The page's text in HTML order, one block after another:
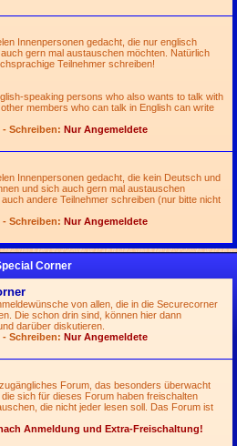
Innenpersonen gedacht, die nur englisch
gern mal austauschen möchten. Natürlich
Teilnehmer schreiben!
speaking persons who also wants to talk with
members who can talk in English can write
- Schreiben: Nur Angemeldete
Innenpersonen gedacht, die kein Deutsch und
und sich auch gern mal austauschen
andere Teilnehmer schreiben (nur bitte nicht
- Schreiben: Nur Angemeldete
Corner
von allen, die in die Securecorner
Die schon drin sind, können hier dann
darüber diskutieren.
- Schreiben: Nur Angemeldete
Forum, das besonders überwacht
sich für dieses Forum haben freischalten
die nicht jeder lesen soll. Das Forum ist
Anmeldung und Extra-Freischaltung!